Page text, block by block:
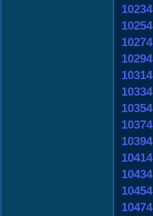
10234
10254
10274
10294
10314
10334
10354
10374
10394
10414
10434
10454
10474